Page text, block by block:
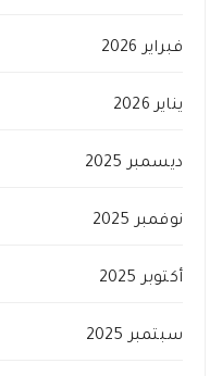
فبراير 2026
يناير 2026
ديسمبر 2025
نوفمبر 2025
أكتوبر 2025
سبتمبر 2025